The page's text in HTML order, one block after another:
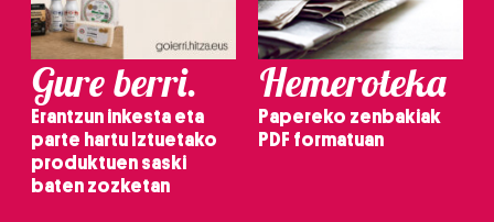
Gure berri.
Erantzun inkesta eta
parte hartu Iztuetako
produktuen saski
baten zozketan
Hemeroteka
Papereko zenbakiak
PDF formatuan